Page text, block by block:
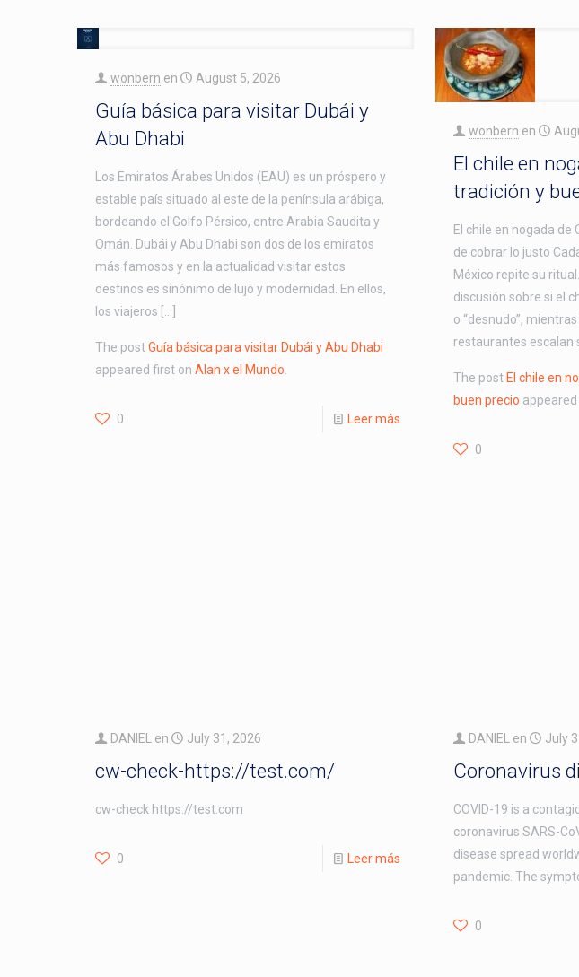
wonbern en August 5, 2026
Guía básica para visitar Dubái y
Abu Dhabi
Los Emiratos Árabes Unidos (EAU) es un próspero y
estable país situado al este de la península arábiga,
bordeando el Golfo Pérsico, entre Arabia Saudita y
Omán. Dubái y Abu Dhabi son dos de los emiratos
más famosos y en la actualidad visitar estos
destinos es sinónimo de lujo y modernidad. En ellos,
los viajeros […]
The postGuía básica para visitar Dubái y Abu Dhabi
appeared first on Alan x el Mundo
0 Leer más
wonbern en
El chile en
tradición y
El chile en nogada de
de cobrar lo justo
México repite su
discusión sobre si el
o “desnudo”,
restaurantes escalan
The postEl chile en
buen precio
0
DANIEL en July 31, 2026
cw-check-https://test.com/
cw-check https://test.com
0 Leer más
DANIEL en July
Coronavirus
COVID-19 is a
coronavirus SARS-
disease spread
pandemic. The
0